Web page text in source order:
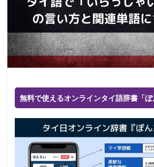
無料で使えるオンラインタイ語辞書「ぽ